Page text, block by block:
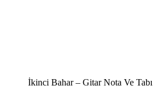
İkinci Bahar – Gitar Nota Ve Tabı